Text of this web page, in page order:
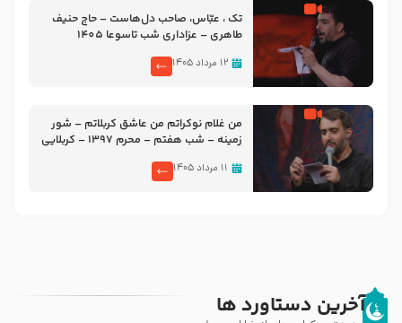
تک ، عبّاس، صاحب دل‌هاست – حاج حنیف
طاهری – عزاداری شب تاسوعا 1405
۱۲ مرداد ۱۴۰۵
من غلام نوکراتم من عاشق کربلاتم – شور
زمینه – شب هفتم – محرم 1397 – کربلایی
۱۱ مرداد ۱۴۰۵
آخرین دستاورد ها